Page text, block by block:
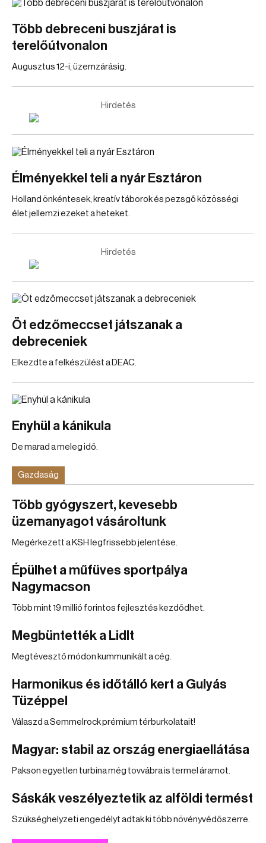
Több debreceni buszjárat is
terelőútvonalon
Augusztus 12-i, üzemzárásig.
Hirdetés
Élményekkel teli a nyár Esztáron
Holland önkéntesek, kreatív táborok és pezsgő közösségi
élet jellemzi ezeket a heteket.
Hirdetés
Öt edzőmeccset játszanak a
debreceniek
Elkezdte a felkészülést a DEAC.
Enyhül a kánikula
De marad a meleg idő.
Gazdaság
Több gyógyszert, kevesebb
üzemanyagot vásároltunk
Megérkezett a KSH legfrissebb jelentése.
Épülhet a műfüves sportpálya
Nagymacson
Több mint 19 millió forintos fejlesztés kezdődhet.
Megbüntették a Lidlt
Megtévesztő módon kummunikált a cég.
Harmonikus és időtálló kert a Gulyás
Tüzéppel
Válaszd a Semmelrock prémium térburkolatait!
Magyar: stabil az ország energiaellátása
Pakson egyetlen turbina még tovvábra is termel áramot.
Sáskák veszélyeztetik az alföldi termést
Szükséghelyzeti engedélyt adtak ki több növényvédőszerre.